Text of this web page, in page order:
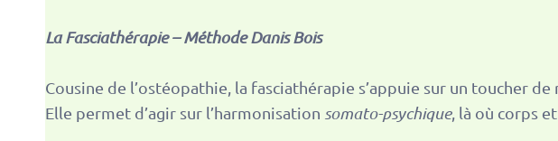
La Fasciathérapie – Méthode Danis Bois
Cousine de l’ostéopathie, la fasciathérapie s’appuie sur un toucher
Elle permet d’agir sur l’harmonisation somato-psychique, là où corps